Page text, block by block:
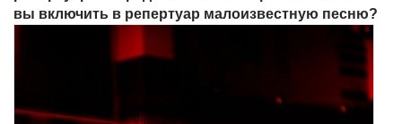
вы включить в репертуар малоизвестную песню?